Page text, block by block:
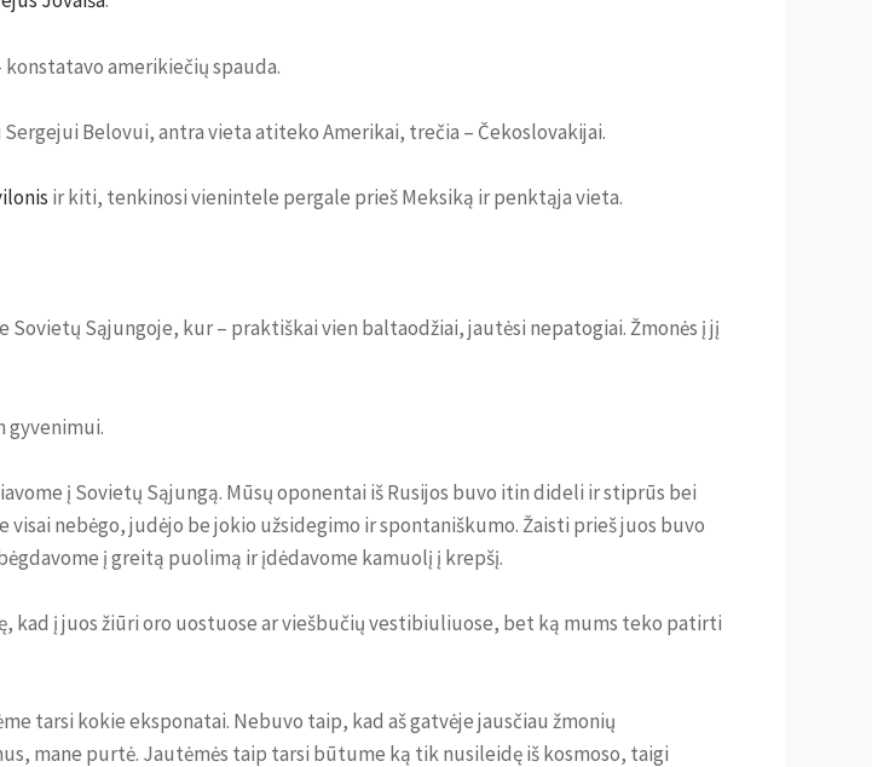
konstatavo amerikiečių spauda.
Belovui, antra vieta atiteko Amerikai, trečia – Čekoslovakijai.
ir kiti, tenkinosi vienintele pergale prieš Meksiką ir penktąja vieta.
Sąjungoje, kur – praktiškai vien baltaodžiai, jautėsi nepatogiai. Žmonės į jį
gyvenimui.
į Sovietų Sąjungą. Mūsų oponentai iš Rusijos buvo itin dideli ir stiprūs bei
visai nebėgo, judėjo be jokio užsidegimo ir spontaniškumo. Žaisti prieš juos buvo
į greitą puolimą ir įdėdavome kamuolį į krepšį.
kad į juos žiūri oro uostuose ar viešbučių vestibiuliuose, bet ką mums teko patirti
tarsi kokie eksponatai. Nebuvo taip, kad aš gatvėje jausčiau žmonių
mane purtė. Jautėmės taip tarsi būtume ką tik nusileidę iš kosmoso, taigi